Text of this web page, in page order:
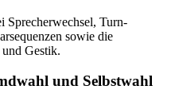
Sprecherwechsel, Turn-
sowie die
Gestik.
und Selbstwahl